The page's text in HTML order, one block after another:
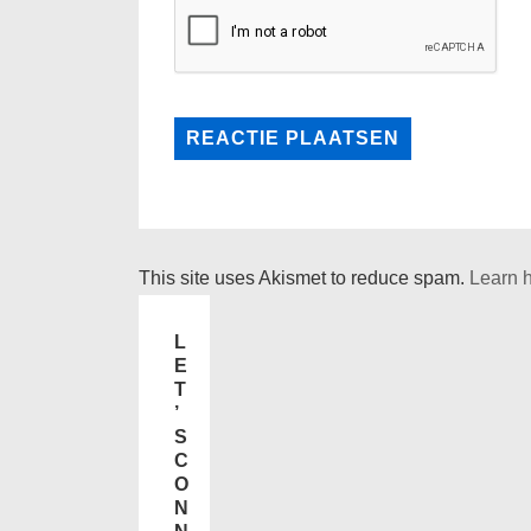
This site uses Akismet to reduce spam. Learn
L
E
T
’
S
C
O
N